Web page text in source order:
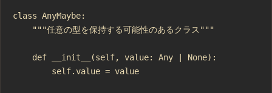
class AnyMaybe:
    """任意の型を保持する可能性のあるクラス"""
    def __init__(self, value: Any | None):
        self.value = value